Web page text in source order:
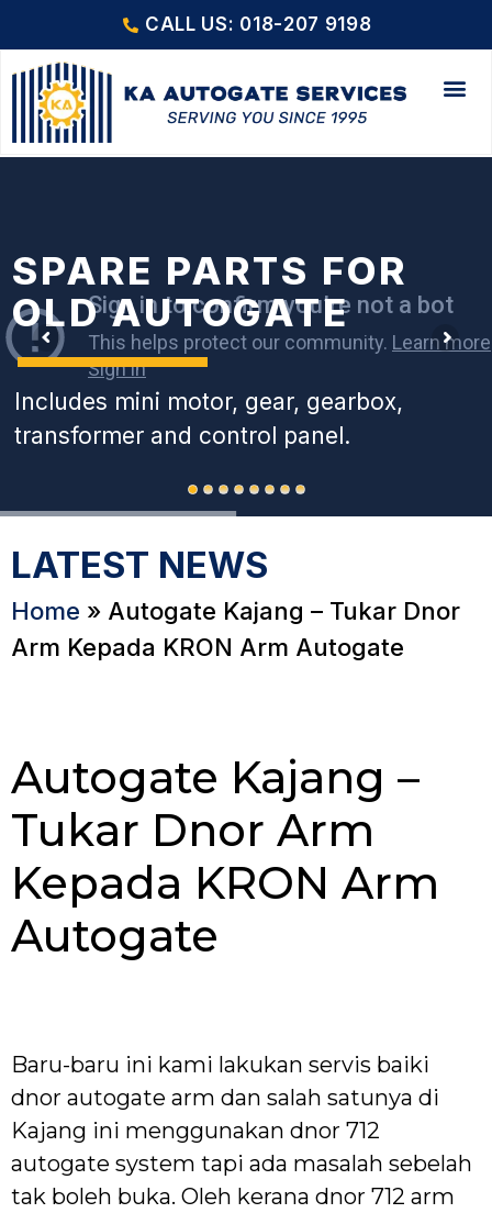
CALL US: 018-207 9198
SPARE PARTS FOR
OLD AUTOGATE
Includes mini motor, gear, gearbox,
transformer and control panel.
LATEST NEWS
Home » Autogate Kajang – Tukar Dnor
Arm Kepada KRON Arm Autogate
Autogate Kajang –
Tukar Dnor Arm
Kepada KRON Arm
Autogate
Baru-baru ini kami lakukan servis baiki
dnor autogate arm dan salah satunya di
Kajang ini menggunakan dnor 712
autogate system tapi ada masalah sebelah
tak boleh buka. Oleh kerana dnor 712 arm